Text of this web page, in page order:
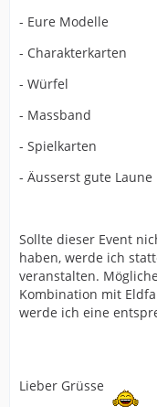
- Eure Modelle
- Charakterkarten
- Würfel
- Massband
- Spielkarten
- Äusserst gute Laune
Sollte dieser Event
haben, werde ich
veranstalten.
Kombination mit
werde ich eine
Lieber Grüsse